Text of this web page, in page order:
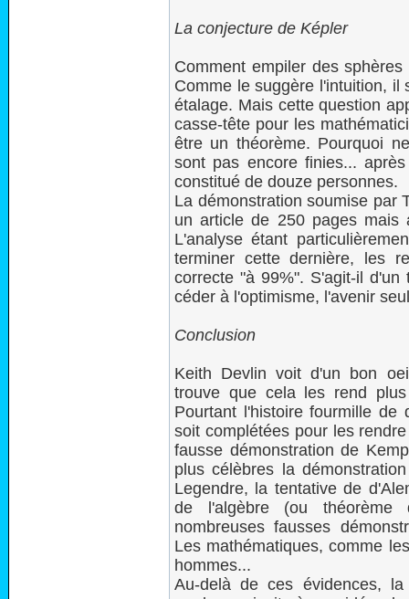
La conjecture de Képler
Comment empiler des
Comme le suggère l'intuition, il
étalage. Mais cette question
casse-tête pour les
être un théorème. Pourquoi
sont pas encore finies...
constitué de douze personnes.
La démonstration soumise par
un article de 250 pages mais
L'analyse étant
terminer cette dernière, les
correcte "à 99%". S'agit-il
céder à l'optimisme, l'avenir
Conclusion
Keith Devlin voit d'un bon
trouve que cela les rend
Pourtant l'histoire fourmille de
soit complétées pour les
fausse démonstration de
plus célèbres la
Legendre, la tentative de
de l'algèbre (ou théorème
nombreuses fausses
Les mathématiques, comme
hommes...
Au-delà de ces évidences,